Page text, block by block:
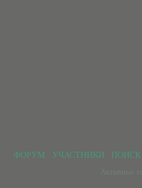
ФОРУМ УЧАСТНИКИ ПОИСК